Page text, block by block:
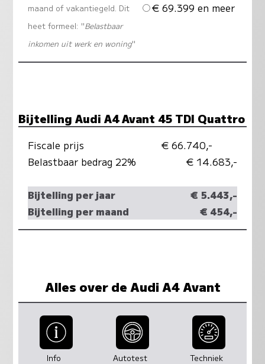
maand of vakantiegeld. Dit
heet formeel: "Belastbaar
inkomen uit werk en woning"
€ 69.399 en meer
Bijtelling Audi A4 Avant 45 TDI Quattro
Fiscale prijs
€ 66.740,-
Belastbaar bedrag 22%
€ 14.683,-
Bijtelling per jaar
€ 5.443,-
Bijtelling per maand
€ 454,-
Alles over de Audi A4 Avant
Info Autotest Techniek